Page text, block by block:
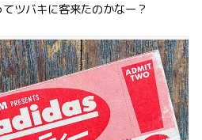
ツバキに客来たのかなー？